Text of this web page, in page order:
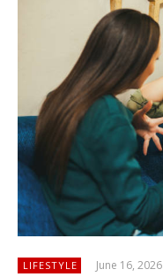
LIFESTYLE June 16, 2026